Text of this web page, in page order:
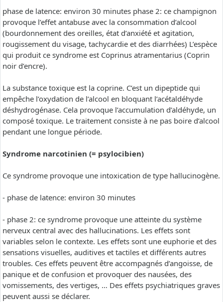
phase de latence: environ 30 minutes phase 2: ce champignon
provoque l’effet antabuse avec la consommation d’alcool
(bourdonnement des oreilles, état d’anxiété et agitation,
rougissement du visage, tachycardie et des diarrhées) L’espèce
qui produit ce syndrome est Coprinus atramentarius (Coprin
noir d’encre).
La substance toxique est la coprine. C’est un dipeptide qui
empêche l’oxydation de l’alcool en bloquant l’acétaldéhyde
déshydrogénase. Cela provoque l’accumulation d’aldéhyde, un
composé toxique. Le traitement consiste à ne pas boire d’alcool
pendant une longue période.
Syndrome narcotinien (= psylocibien)
Ce syndrome provoque une intoxication de type hallucinogène.
- phase de latence: environ 30 minutes
- phase 2: ce syndrome provoque une atteinte du système
nerveux central avec des hallucinations. Les effets sont
variables selon le contexte. Les effets sont une euphorie et des
sensations visuelles, auditives et tactiles et différents autres
troubles. Ces effets peuvent être accompagnés d’angoisse, de
panique et de confusion et provoquer des nausées, des
vomissements, des vertiges, … Des effets psychiatriques graves
peuvent aussi se déclarer.